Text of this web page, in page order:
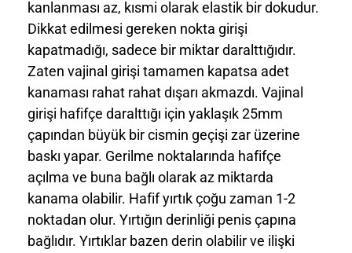
kanlanması az, kısmi olarak elastik bir dokudur.
Dikkat edilmesi gereken nokta girişi
kapatmadığı, sadece bir miktar daralttığıdır.
Zaten vajinal girişi tamamen kapatsa adet
kanaması rahat rahat dışarı akmazdı. Vajinal
girişi hafifçe daralttığı için yaklaşık 25mm
çapından büyük bir cismin geçişi zar üzerine
baskı yapar. Gerilme noktalarında hafifçe
açılma ve buna bağlı olarak az miktarda
kanama olabilir. Hafif yırtık çoğu zaman 1-2
noktadan olur. Yırtığın derinliği penis çapına
bağlıdır. Yırtıklar bazen derin olabilir ve ilişki